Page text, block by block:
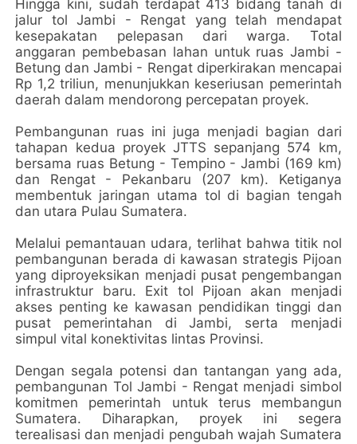
Hingga kini, sudah terdapat 413 bidang tanah di
jalur tol Jambi - Rengat yang telah mendapat
kesepakatan pelepasan dari warga. Total
anggaran pembebasan lahan untuk ruas Jambi -
Betung dan Jambi - Rengat diperkirakan mencapai
Rp 1,2 triliun, menunjukkan keseriusan pemerintah
daerah dalam mendorong percepatan proyek.
Pembangunan ruas ini juga menjadi bagian dari
tahapan kedua proyek JTTS sepanjang 574 km,
bersama ruas Betung - Tempino - Jambi (169 km)
dan Rengat - Pekanbaru (207 km). Ketiganya
membentuk jaringan utama tol di bagian tengah
dan utara Pulau Sumatera.
Melalui pemantauan udara, terlihat bahwa titik nol
pembangunan berada di kawasan strategis Pijoan
yang diproyeksikan menjadi pusat pengembangan
infrastruktur baru. Exit tol Pijoan akan menjadi
akses penting ke kawasan pendidikan tinggi dan
pusat pemerintahan di Jambi, serta menjadi
simpul vital konektivitas lintas Provinsi.
Dengan segala potensi dan tantangan yang ada,
pembangunan Tol Jambi - Rengat menjadi simbol
komitmen pemerintah untuk terus membangun
Sumatera. Diharapkan, proyek ini segera
terealisasi dan menjadi pengubah wajah Sumatera